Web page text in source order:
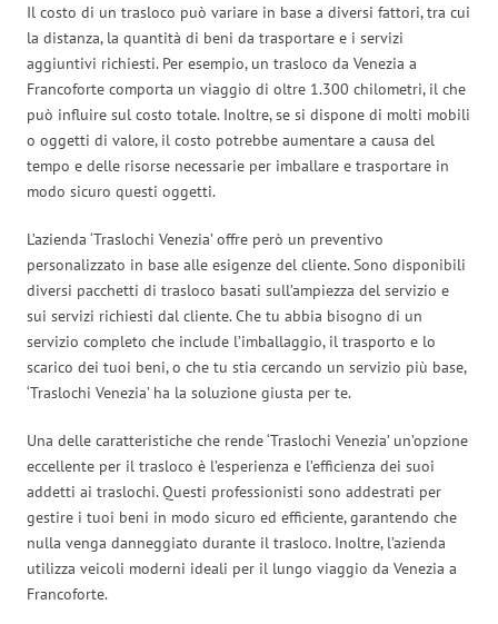
Il costo di un trasloco può variare in base a diversi fattori, tra cui
la distanza, la quantità di beni da trasportare e i servizi
aggiuntivi richiesti. Per esempio, un trasloco da Venezia a
Francoforte comporta un viaggio di oltre 1.300 chilometri, il che
può influire sul costo totale. Inoltre, se si dispone di molti mobili
o oggetti di valore, il costo potrebbe aumentare a causa del
tempo e delle risorse necessarie per imballare e trasportare in
modo sicuro questi oggetti.
L’azienda ‘Traslochi Venezia’ offre però un preventivo
personalizzato in base alle esigenze del cliente. Sono disponibili
diversi pacchetti di trasloco basati sull’ampiezza del servizio e
sui servizi richiesti dal cliente. Che tu abbia bisogno di un
servizio completo che include l’imballaggio, il trasporto e lo
scarico dei tuoi beni, o che tu stia cercando un servizio più base,
‘Traslochi Venezia’ ha la soluzione giusta per te.
Una delle caratteristiche che rende ‘Traslochi Venezia’ un’opzione
eccellente per il trasloco è l’esperienza e l’efficienza dei suoi
addetti ai traslochi. Questi professionisti sono addestrati per
gestire i tuoi beni in modo sicuro ed efficiente, garantendo che
nulla venga danneggiato durante il trasloco. Inoltre, l’azienda
utilizza veicoli moderni ideali per il lungo viaggio da Venezia a
Francoforte.